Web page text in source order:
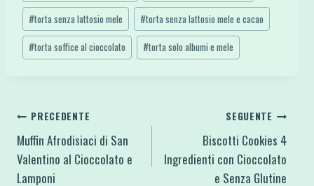
#torta senza lattosio mele #torta senza lattosio mele e cacao
#torta soffice al cioccolato #torta solo albumi e mele
Navigazione
articoli
PRECEDENTE
Muffin Afrodisiaci di San
Valentino al Cioccolato e
Lamponi
SEGUENTE
Biscotti Cookies 4
Ingredienti con Cioccolato
e Senza Glutine